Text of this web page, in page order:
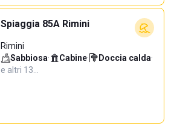
Spiaggia 85A Rimini
Rimini
Sabbiosa· Cabine· Doccia calda·
e altri 13…